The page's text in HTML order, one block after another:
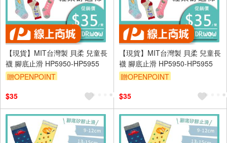
【現貨】MIT台灣製 貝柔 兒童長
襪 腳底止滑 HP5950-HP5955
贈OPENPOINT
$35
【現貨】MIT台灣製 貝柔 兒童長
襪 腳底止滑 HP5950-HP5955
贈OPENPOINT
$35